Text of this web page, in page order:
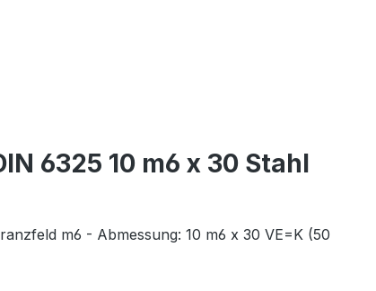
6325 10 m6 x 30 Stahl
m6 - Abmessung: 10 m6 x 30 VE=K (50